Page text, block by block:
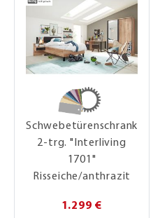
Schwebetürenschrank
2-trg. "Interliving
1701"
Risseiche/anthrazit
1.299 €